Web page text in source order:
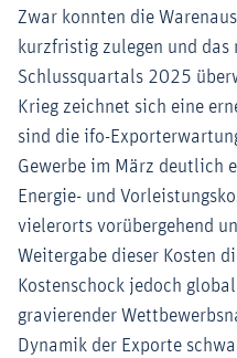
Zwar konnten die
kurzfristig zulegen und das
Schlussquartals 2025
Krieg zeichnet sich eine
sind die ifo-
Gewerbe im März deutlich
Energie- und
vielerorts vorübergehend
Weitergabe dieser Kosten
Kostenschock jedoch
gravierender
Dynamik der Exporte